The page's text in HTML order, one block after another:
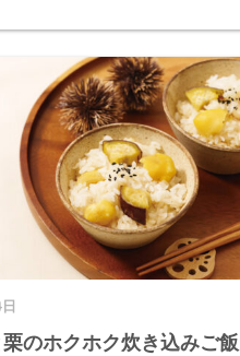
のホクホク炊き込みご飯